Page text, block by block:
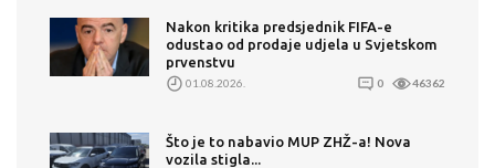
Nakon kritika predsjednik FIFA-e
odustao od prodaje udjela u Svjetskom
prvenstvu
01.08.2026. 0 46362
Što je to nabavio MUP ZHŽ-a! Nova
vozila stigla...